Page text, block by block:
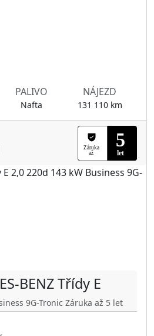
PALIVO
Nafta
NÁJEZD
131 110 km
BENZTřídy E
9G-Tronic Záruka až 5 let